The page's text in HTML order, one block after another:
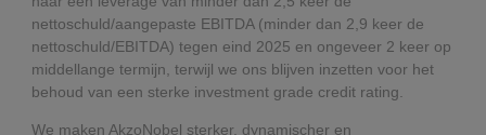
nettoschuld/aangepaste EBITDA (minder dan 2,9 keer de
nettoschuld/EBITDA) tegen eind 2025 en ongeveer 2 keer op
middellange termijn, terwijl we ons blijven inzetten voor het
behoud van een sterke investment grade credit rating.
We maken AkzoNobel sterker, dynamischer en